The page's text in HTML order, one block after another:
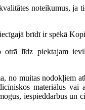
noteikumus, ja
brīdī ir spēkā
līdz piektajam
no muitas nodokļiem
materiālus vai
iespieddarbus un